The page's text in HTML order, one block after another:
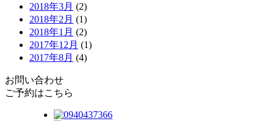
2018年3月 (2)
2018年2月 (1)
2018年1月 (2)
2017年12月 (1)
2017年8月 (4)
お問い合わせ
ご予約はこちら